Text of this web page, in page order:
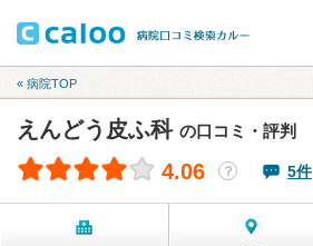
« 病院TOP
えんどう皮ふ科 の口コミ・評判
4.06 ？ 5件